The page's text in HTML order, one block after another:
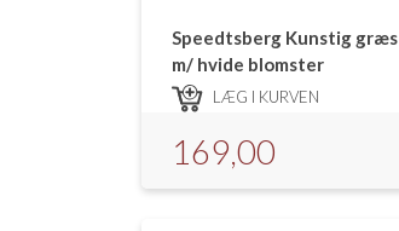
Speedtsberg Kunstig græs
m/ hvide blomster
LÆG I KURVEN
169,00